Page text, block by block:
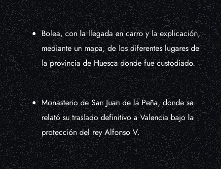
Bolea, con la llegada en carro y la explicación,
mediante un mapa, de los diferentes lugares de
la provincia de Huesca donde fue custodiado.
Monasterio de San Juan de la Peña, donde se
relató su traslado definitivo a Valencia bajo la
protección del rey Alfonso V.